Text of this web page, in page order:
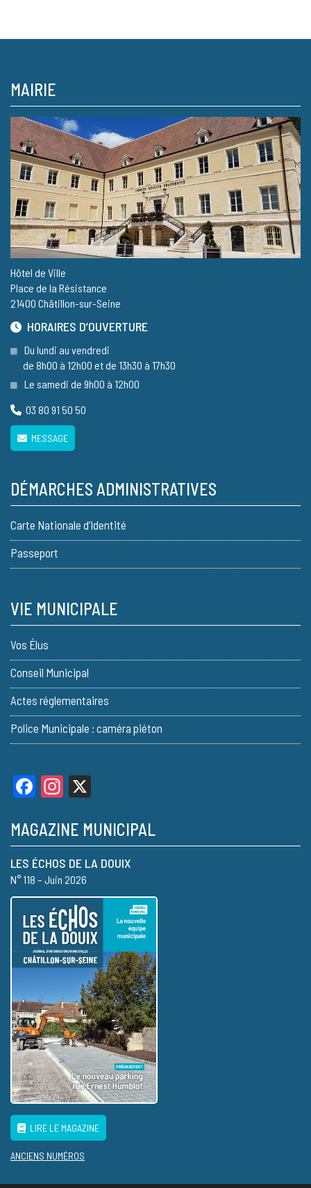
MAIRIE
Hôtel de Ville
Place de la Résistance
21400 Châtillon-sur-Seine
HORAIRES D’OUVERTURE
Du lundi au vendredi
de 8h00 à 12h00 et de 13h30 à 17h30
Le samedi de 9h00 à 12h00
03 80 91 50 50
MESSAGE
DÉMARCHES ADMINISTRATIVES
Carte Nationale d’Identité
Passeport
VIE MUNICIPALE
Vos Élus
Conseil Municipal
Actes réglementaires
Police Municipale : caméra piéton
FacebookInstagram
MAGAZINE MUNICIPAL
LES ÉCHOS DE LA DOUIX
N° 118 – Juin 2026
LIRE LE MAGAZINE
ANCIENS NUMÉROS